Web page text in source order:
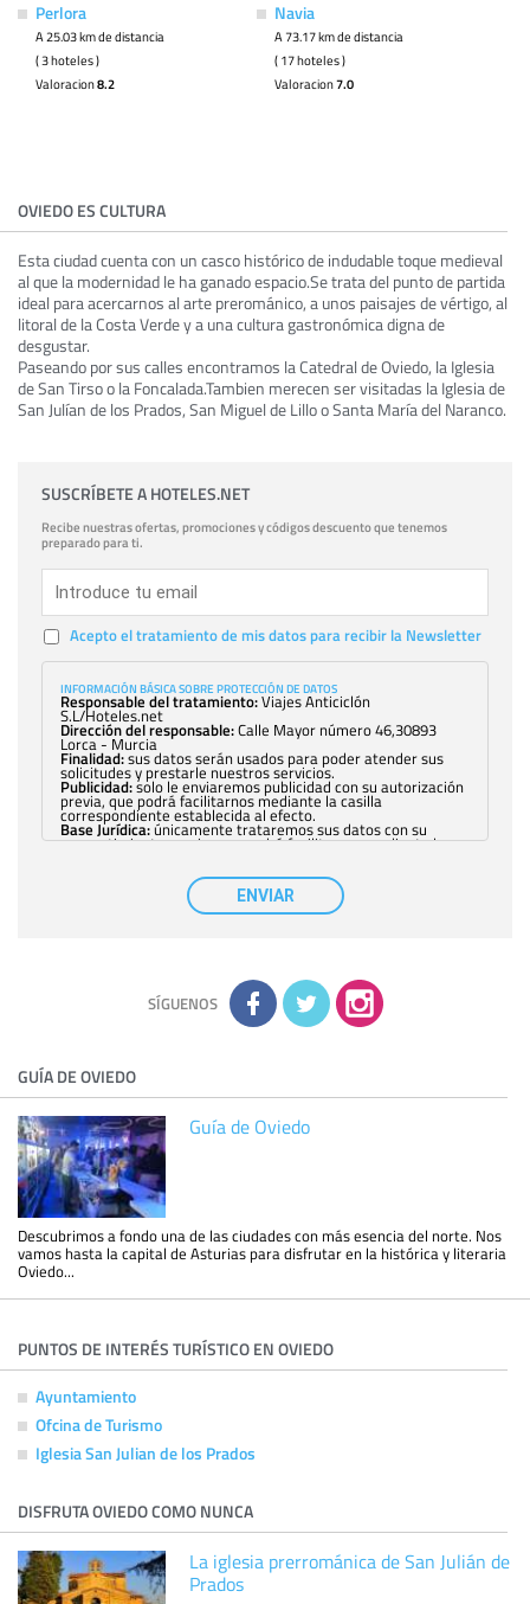
Perlora
A 25.03 km de distancia
( 3 hoteles )
Valoracion8.2
Navia
A 73.17 km de distancia
( 17 hoteles )
Valoracion7.0
OVIEDO ES CULTURA
Esta ciudad cuenta con un casco histórico de indudable toque medieval
al que la modernidad le ha ganado espacio.Se trata del punto de partida
ideal para acercarnos al arte prerománico, a unos paisajes de vértigo, al
litoral de la Costa Verde y a una cultura gastronómica digna de
desgustar.
Paseando por sus calles encontramos la Catedral de Oviedo, la Iglesia
de San Tirso o la Foncalada.Tambien merecen ser visitadas la Iglesia de
San Julían de los Prados, San Miguel de Lillo o Santa María del Naranco.
SUSCRÍBETE A HOTELES.NET
Recibe nuestras ofertas, promociones y códigos descuento que tenemos
preparado para ti.
Acepto el tratamiento de mis datos para recibir la Newsletter
INFORMACIÓN BÁSICA SOBRE PROTECCIÓN DE DATOS
Responsable del tratamiento:Viajes Anticiclón
S.L/Hoteles.net
Dirección del responsable:Calle Mayor número 46,30893
Lorca - Murcia
Finalidad:sus datos serán usados para poder atender sus
solicitudes y prestarle nuestros servicios.
Publicidad:solo le enviaremos publicidad con su autorización
previa, que podrá facilitarnos mediante la casilla
correspondiente establecida al efecto.
Base Jurídica:únicamente trataremos sus datos con su
consentimiento previo, que podrá facilitarnos mediante la
con carácter general, sólo el personal de
nuestra entidad que esté debidamente autorizado podrá
tener conocimiento de la información que le pedimos. No se
comunicarán datos a terceros.
adicional y detallada sobre cómo tratamos sus datos en la
política de privacidad
ENVIAR
SÍGUENOS
GUÍA DE OVIEDO
Guía de Oviedo
Descubrimos a fondo una de las ciudades con más esencia del norte. Nos
vamos hasta la capital de Asturias para disfrutar en la histórica y literaria
Oviedo...
PUNTOS DE INTERÉS TURÍSTICO EN OVIEDO
Ayuntamiento
Ofcina de Turismo
Iglesia San Julian de los Prados
DISFRUTA OVIEDO COMO NUNCA
La iglesia prerrománica de San Julián de
Prados